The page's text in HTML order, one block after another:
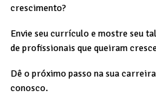
crescimento?
Envie seu currículo e mostre seu
de profissionais que queiram
Dê o próximo passo na sua
conosco.